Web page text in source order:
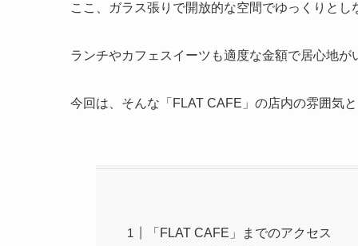
ここ、ガラス張りで開放的な空間でゆっくりと
ランチやカフェスイーツも適度な金額で居心地が
今回は、そんな「FLAT CAFE」の店内の雰囲気
「FLAT CAFE」までのアクセス